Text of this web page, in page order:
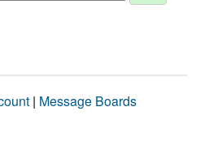
| Message Boards